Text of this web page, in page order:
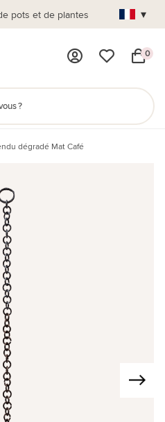
pots et de plantes Plus
▾
0
dégradé Mat Café